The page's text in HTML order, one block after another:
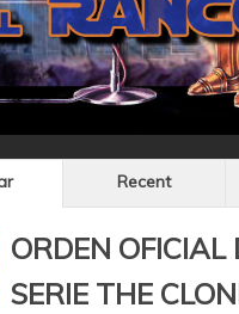
Recent
ORDEN OFICIAL
SERIE THE